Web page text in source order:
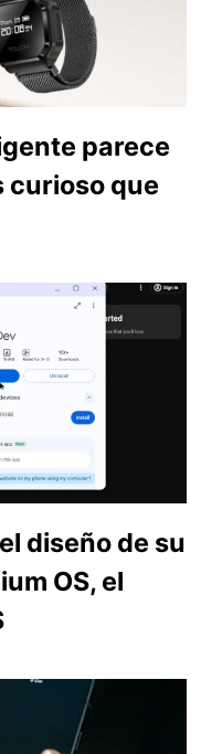
parece
curioso que
diseño de su
OS, el